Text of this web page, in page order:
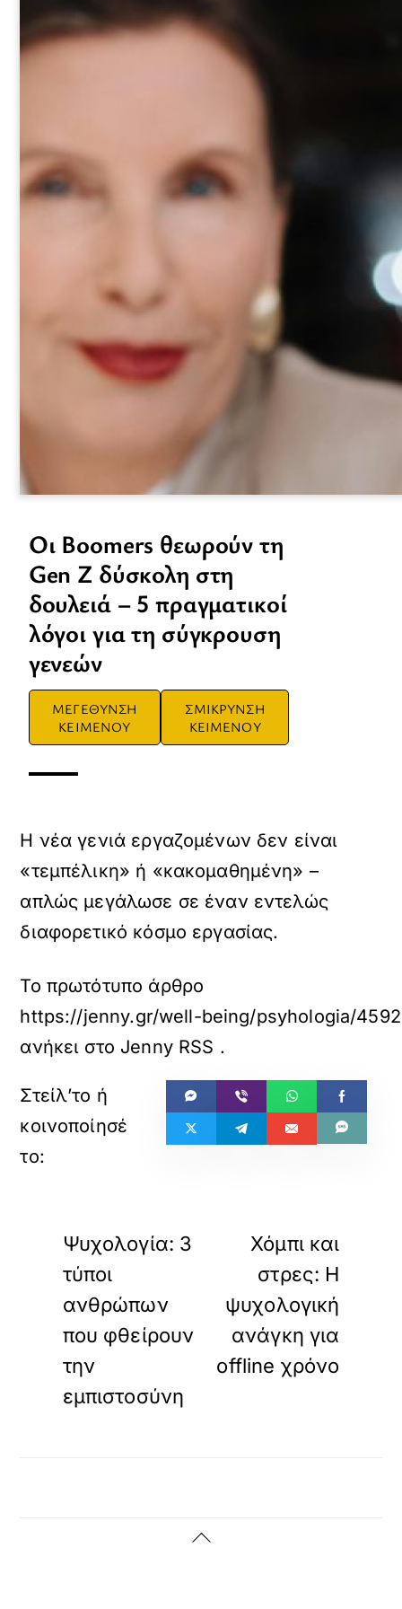
Οι Boomers θεωρούν τη
Gen Z δύσκολη στη
δουλειά – 5 πραγματικοί
λόγοι για τη σύγκρουση
γενεών
ΜΕΓΕΘΥΝΣΗ
ΚΕΙΜΕΝΟΥ
ΣΜΙΚΡΥΝΣΗ
ΚΕΙΜΕΝΟΥ
Η νέα γενιά εργαζομένων δεν είναι
«τεμπέλικη» ή «κακομαθημένη» –
απλώς μεγάλωσε σε έναν εντελώς
διαφορετικό κόσμο εργασίας.
Το πρωτότυπο άρθρο
https://jenny.gr/well-being/psyhologia/
ανήκει στο Jenny RSS .
Ψυχολογία: 3
τύποι
ανθρώπων
που φθείρουν
την
εμπιστοσύνη
Χόμπι και
στρες: Η
ψυχολογική
ανάγκη για
offline χρόνο
Back